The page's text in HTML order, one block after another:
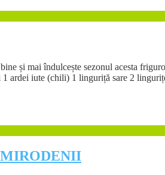
și mai îndulcește sezonul acesta
iute (chili) 1 linguriță sare 2